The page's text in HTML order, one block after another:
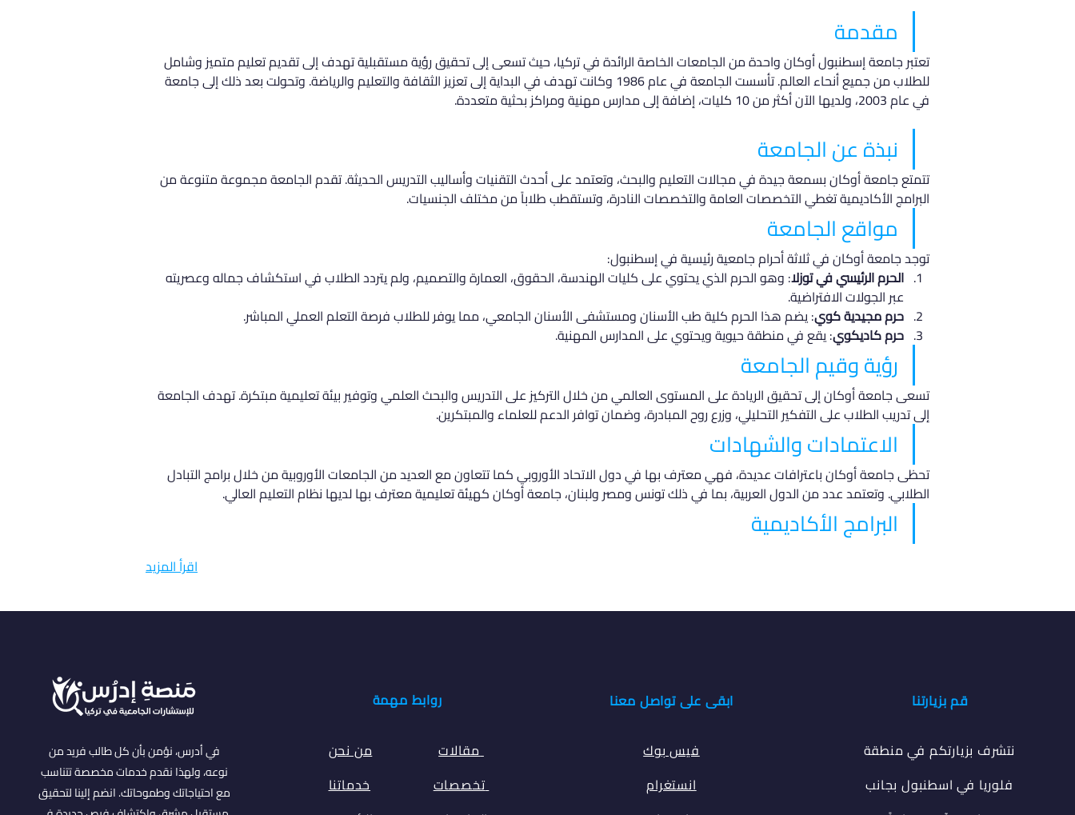
مقدمة
تعتبر جامعة إسطنبول أوكان واحدة من الجامعات الخاصة الرائدة في تركيا، حيث تسعى إلى تحقيق رؤية مستقبلية تهدف إلى تقديم تعليم متميز وشامل
للطلاب من جميع أنحاء العالم. تأسست الجامعة في عام 1986 وكانت تهدف في البداية إلى تعزيز الثقافة والتعليم والرياضة. وتحولت بعد ذلك إلى جامعة
في عام 2003، ولديها الآن أكثر من 10 كليات، إضافة إلى مدارس مهنية ومراكز بحثية متعددة.
نبذة عن الجامعة
تتمتع جامعة أوكان بسمعة جيدة في مجالات التعليم والبحث، وتعتمد على أحدث التقنيات وأساليب التدريس الحديثة. تقدم الجامعة مجموعة متنوعة من
البرامج الأكاديمية تغطي التخصصات العامة والتخصصات النادرة، وتستقطب طلاباً من مختلف الجنسيات.
مواقع الجامعة
توجد جامعة أوكان في ثلاثة أحرام جامعية رئيسية في إسطنبول:
الحرم الرئيسي في توزلا: وهو الحرم الذي يحتوي على كليات الهندسة، الحقوق، العمارة والتصميم، ولم يتردد الطلاب في استكشاف جماله وعصريته
عبر الجولات الافتراضية.
حرم مجيدية كوي: يضم هذا الحرم كلية طب الأسنان ومستشفى الأسنان الجامعي، مما يوفر للطلاب فرصة التعلم العملي المباشر.
حرم كاديكوي: يقع في منطقة حيوية ويحتوي على المدارس المهنية.
رؤية وقيم الجامعة
تسعى جامعة أوكان إلى تحقيق الريادة على المستوى العالمي من خلال التركيز على التدريس والبحث العلمي وتوفير بيئة تعليمية مبتكرة. تهدف الجامعة
إلى تدريب الطلاب على التفكير التحليلي، وزرع روح المبادرة، وضمان توافر الدعم للعلماء والمبتكرين.
الاعتمادات والشهادات
تحظى جامعة أوكان باعترافات عديدة، فهي معترف بها في دول الاتحاد الأوروبي كما تتعاون مع العديد من الجامعات الأوروبية من خلال برامج التبادل
الطلابي. وتعتمد عدد من الدول العربية، بما في ذلك تونس ومصر ولبنان، جامعة أوكان كهيئة تعليمية معترف بها لديها نظام التعليم العالي.
البرامج الأكاديمية
اقرأ المزيد
في أدرس، نؤمن بأن كل طالب فريد من
نوعه، ولهذا نقدم خدمات مخصصة تتناسب
مع احتياجاتك وطموحاتك. انضم إلينا لتحقيق
من نحن
خدماتنا
مقالات
تخصصات
ابقى على تواصل معنا
فيس بوك
انستغرام
قم بزيارتنا
نتشرف بزيارتكم في منطقة
فلوريا في اسطنبول بجانب